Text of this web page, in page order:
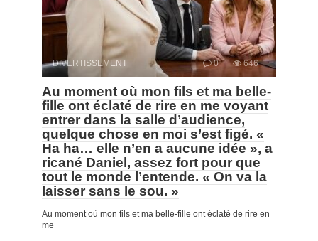
DIVERTISSEMENT 0 646
Au moment où mon fils et ma belle-
fille ont éclaté de rire en me voyant
entrer dans la salle d’audience,
quelque chose en moi s’est figé. «
Ha ha… elle n’en a aucune idée », a
ricané Daniel, assez fort pour que
tout le monde l’entende. « On va la
laisser sans le sou. »
Au moment où mon fils et ma belle-fille ont éclaté de rire en
me